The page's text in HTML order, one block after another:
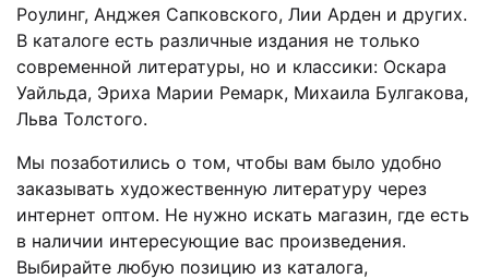
Роулинг, Анджея Сапковского, Лии Арден и других.
В каталоге есть различные издания не только
современной литературы, но и классики: Оскара
Уайльда, Эриха Марии Ремарк, Михаила Булгакова,
Льва Толстого.
Мы позаботились о том, чтобы вам было удобно
заказывать художественную литературу через
интернет оптом. Не нужно искать магазин, где есть
в наличии интересующие вас произведения.
Выбирайте любую позицию из каталога,